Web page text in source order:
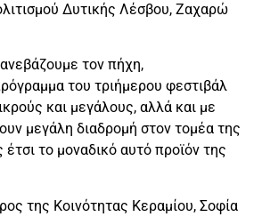
Δυτικής Λέσβου, Ζαχαρώ
τον πήχη,
του τριήμερου φεστιβάλ
και μεγάλους, αλλά και με
μεγάλη διαδρομή στον τομέα της
έτσι το μοναδικό αυτό προϊόν της
της Κοινότητας Κεραμίου, Σοφία